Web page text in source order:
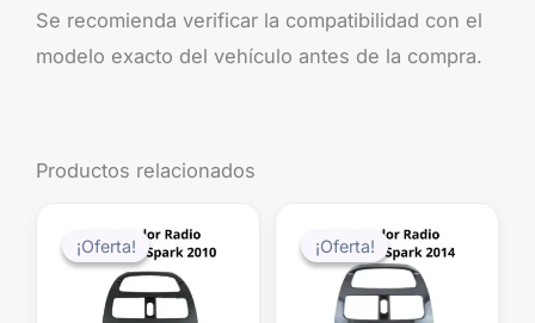
Se recomienda verificar la compatibilidad con el
modelo exacto del vehículo antes de la compra.
Productos relacionados
¡Oferta!
¡Oferta!
precio
original
era:
$39.990.
¡Oferta!
¡Oferta!
precio
original
era:
$29.990.